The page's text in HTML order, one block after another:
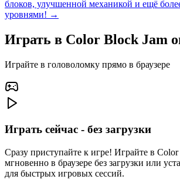
блоков, улучшенной механикой и ещё
уровнями! →
Играть в Color Block Jam
Играйте в головоломку прямо в браузере
Играть сейчас - без загрузки
Сразу приступайте к игре! Играйте в
мгновенно в браузере без загрузки или
для быстрых игровых сессий.